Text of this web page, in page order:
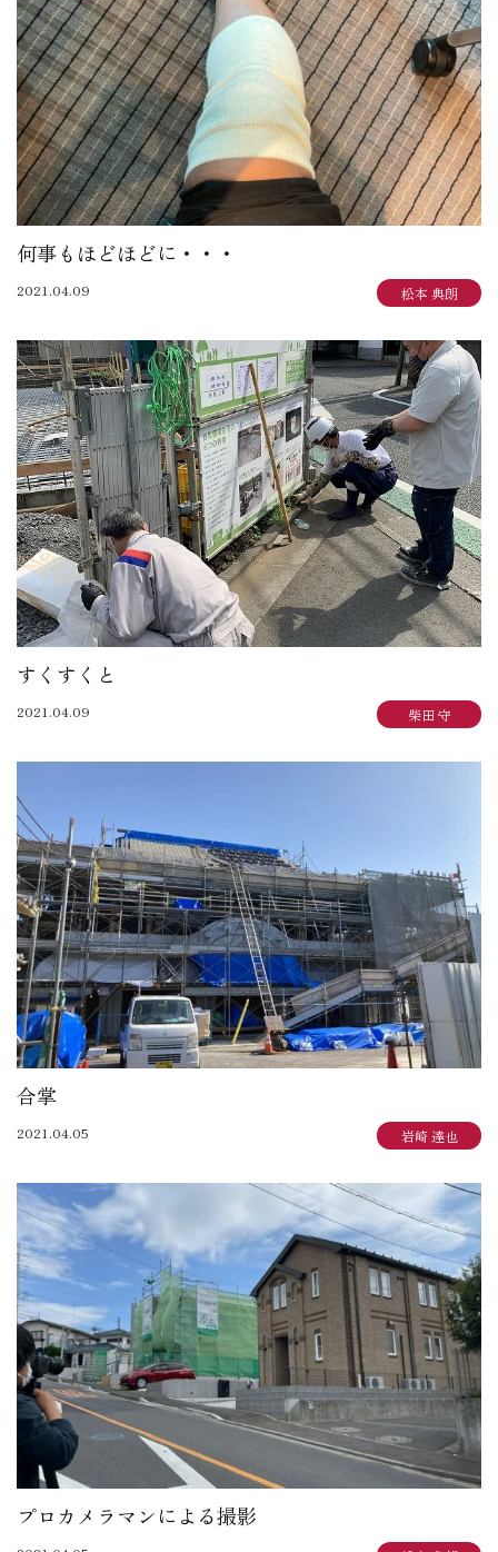
何事もほどほどに・・・
2021.04.09 松本 典朗
すくすくと
2021.04.09 柴田 守
合掌
2021.04.05 岩崎 達也
プロカメラマンによる撮影